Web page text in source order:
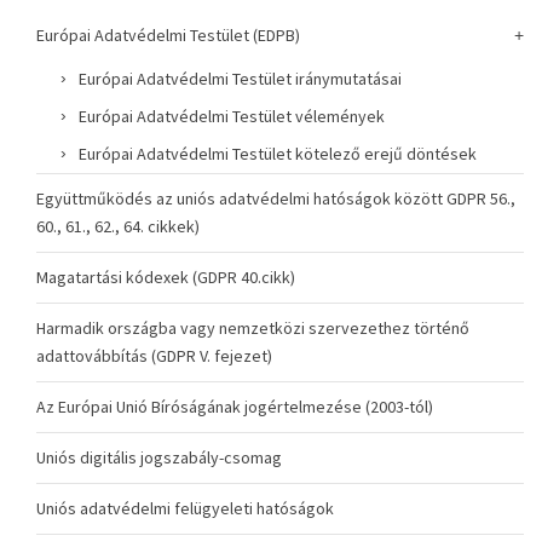
Európai Adatvédelmi Testület (EDPB)
Európai Adatvédelmi Testület iránymutatásai
Európai Adatvédelmi Testület vélemények
Európai Adatvédelmi Testület kötelező erejű döntések
Együttműködés az uniós adatvédelmi hatóságok között GDPR 56.,
60., 61., 62., 64. cikkek)
Magatartási kódexek (GDPR 40.cikk)
Harmadik országba vagy nemzetközi szervezethez történő
adattovábbítás (GDPR V. fejezet)
Az Európai Unió Bíróságának jogértelmezése (2003-tól)
Uniós digitális jogszabály-csomag
Uniós adatvédelmi felügyeleti hatóságok